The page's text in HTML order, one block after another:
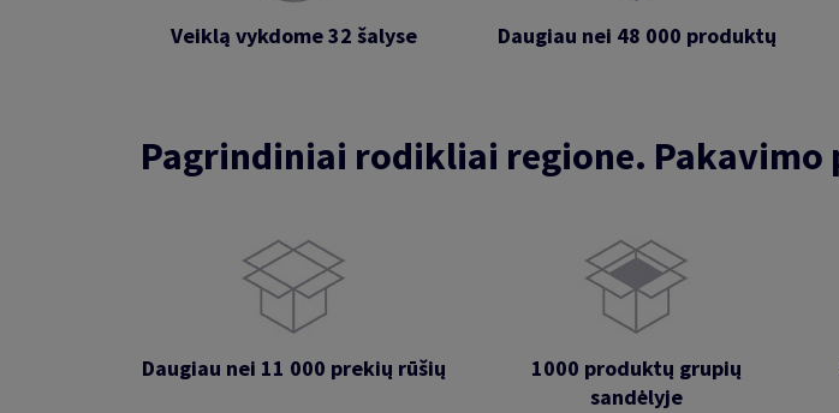
Veiklą vykdome 32 šalyse Daugiau nei 48 000 produktų
Pagrindiniai rodikliai regione. Pakavimo
Daugiau nei 11 000 prekių rūšių
1000 produktų grupių
sandėlyje